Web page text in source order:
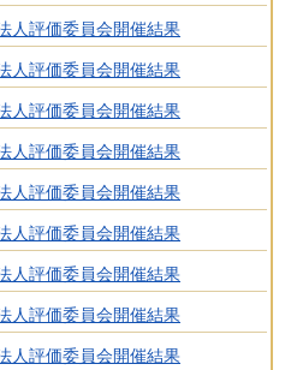
人評価委員会開催結果
人評価委員会開催結果
人評価委員会開催結果
人評価委員会開催結果
人評価委員会開催結果
人評価委員会開催結果
人評価委員会開催結果
人評価委員会開催結果
人評価委員会開催結果